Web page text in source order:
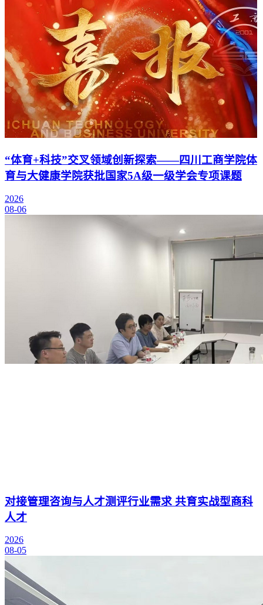
“体育+科技”交叉领域创新探索——四川工商学院体
育与大健康学院获批国家5A级一级学会专项课题
2026
08-06
对接管理咨询与人才测评行业需求 共育实战型商科
人才
2026
08-05